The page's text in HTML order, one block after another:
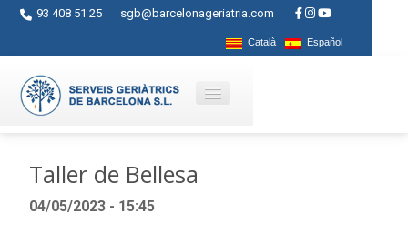
93 408 51 25 sgb@barcelonageriatria.com
Català Español
Serveis
Taller de Bellesa
04/05/2023 - 15:45